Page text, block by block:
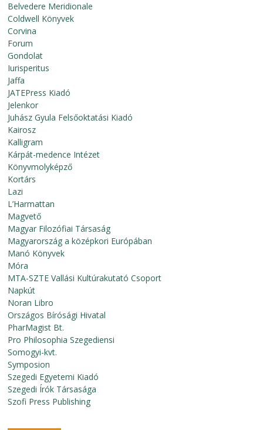
Belvedere Meridionale
Coldwell Könyvek
Corvina
Forum
Gondolat
Iurisperitus
Jaffa
JATEPress Kiadó
Jelenkor
Juhász Gyula Felsőoktatási Kiadó
Kairosz
Kalligram
Kárpát-medence Intézet
Könyvmolyképző
Kortárs
Lazi
L’Harmattan
Magvető
Magyar Filozófiai Társaság
Magyarország a középkori Európában
Manó Könyvek
Móra
MTA-SZTE Vallási Kultúrakutató Csoport
Napkút
Noran Libro
Országos Bírósági Hivatal
PharMagist Bt.
Pro Philosophia Szegediensi
Somogyi-kvt.
Symposion
Szegedi Egyetemi Kiadó
Szegedi Írók Társasága
Szofi Press Publishing